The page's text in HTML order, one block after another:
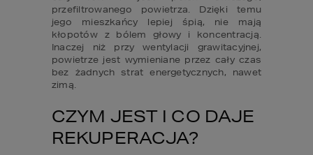
przefiltrowanego powietrza. Dzięki temu
jego mieszkańcy lepiej śpią, nie mają
kłopotów z bólem głowy i koncentracją.
Inaczej niż przy wentylacji grawitacyjnej,
powietrze jest wymieniane przez cały czas
bez żadnych strat energetycznych, nawet
zimą.
CZYM JEST I CO DAJE
REKUPERACJA?